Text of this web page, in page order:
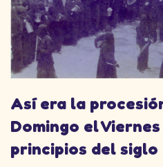
Así era la
Domingo el
principios del siglo